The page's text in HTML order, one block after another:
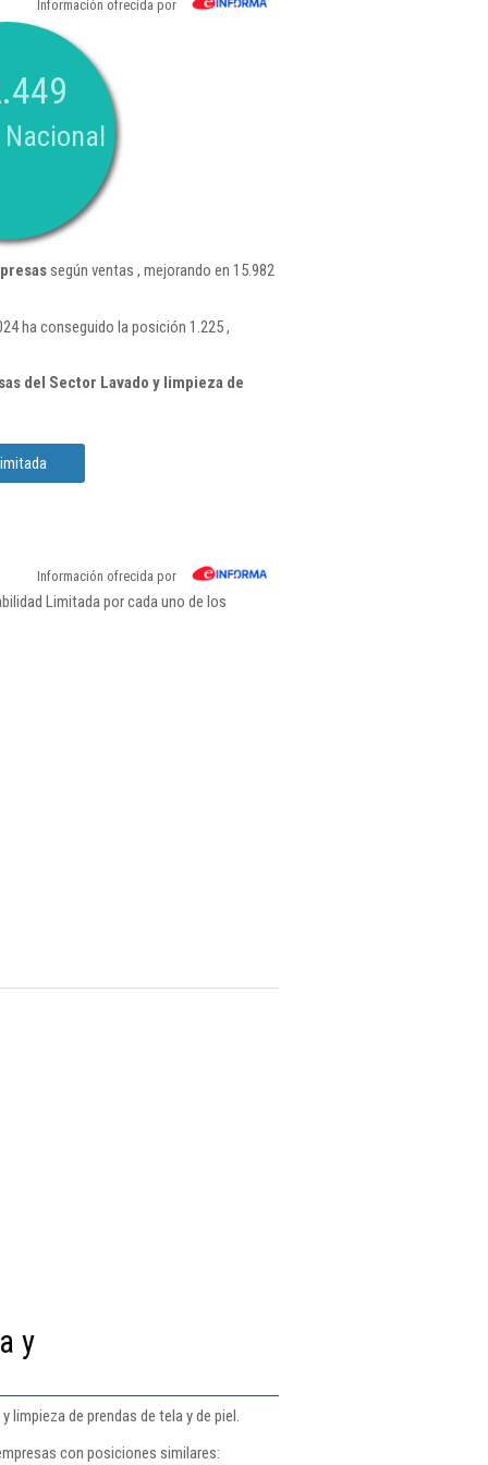
Información ofrecida por
según ventas , mejorando en 15.982
ha conseguido la posición 1.225 ,
del Sector Lavado y limpieza de
Información ofrecida por
Limitada por cada uno de los
y
de prendas de tela y de piel.
con posiciones similares: